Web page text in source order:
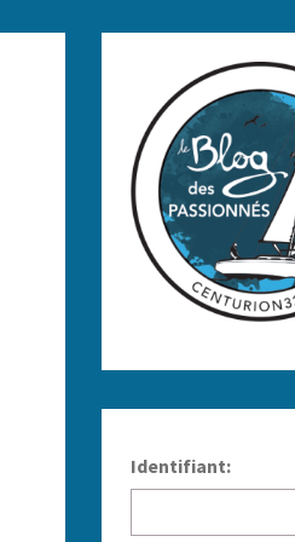
Identifiant: